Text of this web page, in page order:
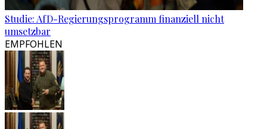
Studie: AfD-Regierungsprogramm finanziell nicht
umsetzbar
EMPFOHLEN